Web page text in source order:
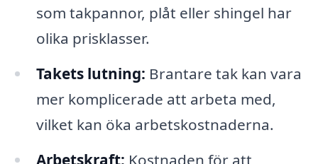
som takpannor, plåt eller shingel har
olika prisklasser.
Takets lutning: Brantare tak kan vara
mer komplicerade att arbeta med,
vilket kan öka arbetskostnaderna.
Arbetskraft: Kostnaden för att